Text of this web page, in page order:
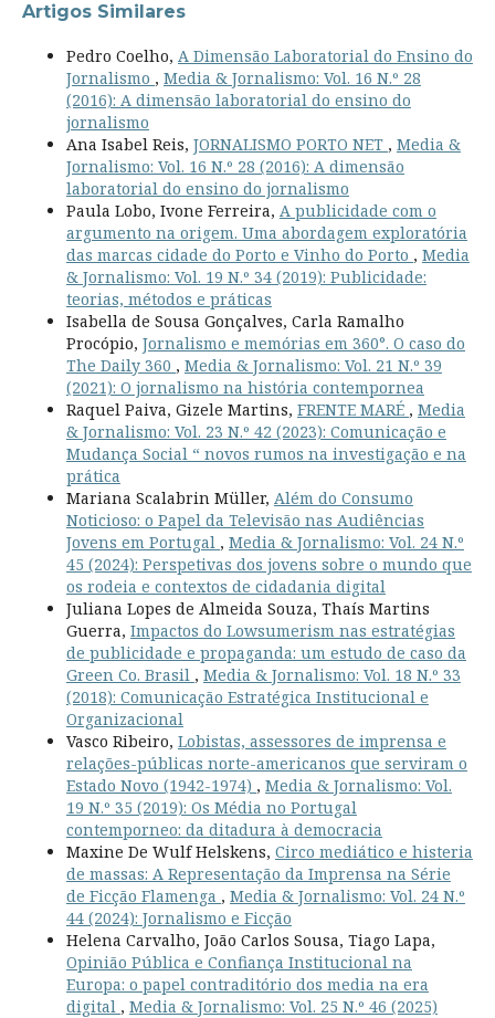
Artigos Similares
Pedro Coelho, A Dimensão Laboratorial do Ensino do
Jornalismo , Media & Jornalismo: Vol. 16 N.º 28
(2016): A dimensão laboratorial do ensino do
jornalismo
Ana Isabel Reis, JORNALISMO PORTO NET , Media &
Jornalismo: Vol. 16 N.º 28 (2016): A dimensão
laboratorial do ensino do jornalismo
Paula Lobo, Ivone Ferreira, A publicidade com o
argumento na origem. Uma abordagem exploratória
das marcas cidade do Porto e Vinho do Porto , Media
& Jornalismo: Vol. 19 N.º 34 (2019): Publicidade:
teorias, métodos e práticas
Isabella de Sousa Gonçalves, Carla Ramalho
Procópio, Jornalismo e memórias em 360°. O caso do
The Daily 360 , Media & Jornalismo: Vol. 21 N.º 39
(2021): O jornalismo na história contempornea
Raquel Paiva, Gizele Martins, FRENTE MARÉ , Media
& Jornalismo: Vol. 23 N.º 42 (2023): Comunicação e
Mudança Social “ novos rumos na investigação e na
prática
Mariana Scalabrin Müller, Além do Consumo
Noticioso: o Papel da Televisão nas Audiências
Jovens em Portugal , Media & Jornalismo: Vol. 24 N.º
45 (2024): Perspetivas dos jovens sobre o mundo que
os rodeia e contextos de cidadania digital
Juliana Lopes de Almeida Souza, Thaís Martins
Guerra, Impactos do Lowsumerism nas estratégias
de publicidade e propaganda: um estudo de caso da
Green Co. Brasil , Media & Jornalismo: Vol. 18 N.º 33
(2018): Comunicação Estratégica Institucional e
Organizacional
Vasco Ribeiro, Lobistas, assessores de imprensa e
relações-públicas norte-americanos que serviram o
Estado Novo (1942-1974) , Media & Jornalismo: Vol.
19 N.º 35 (2019): Os Média no Portugal
contemporneo: da ditadura à democracia
Maxine De Wulf Helskens, Circo mediático e histeria
de massas: A Representação da Imprensa na Série
de Ficção Flamenga , Media & Jornalismo: Vol. 24 N.º
44 (2024): Jornalismo e Ficção
Helena Carvalho, João Carlos Sousa, Tiago Lapa,
Opinião Pública e Confiança Institucional na
Europa: o papel contraditório dos media na era
digital , Media & Jornalismo: Vol. 25 N.º 46 (2025)